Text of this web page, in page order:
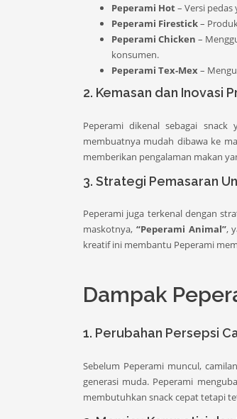
Peperami Hot– Versi
Peperami Firestick–
Peperami Chicken –
konsumen.
Peperami Tex-Mex–
2. Kemasan dan Inovasi
Peperami dikenal sebagai
membuatnya mudah dibawa ke
memberikan pengalaman makan
3. Strategi Pemasaran
Peperami juga terkenal dengan
maskotnya, “Peperami Animal”,
kreatif ini membantu Peperami
Dampak
1. Perubahan Persepsi
Sebelum Peperami muncul,
generasi muda. Peperami
membutuhkan snack cepat tetapi